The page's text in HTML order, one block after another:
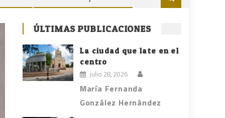
ÚLTIMAS PUBLICACIONES
La ciudad que late en el
centro
julio 28, 2026
María Fernanda
González Hernández